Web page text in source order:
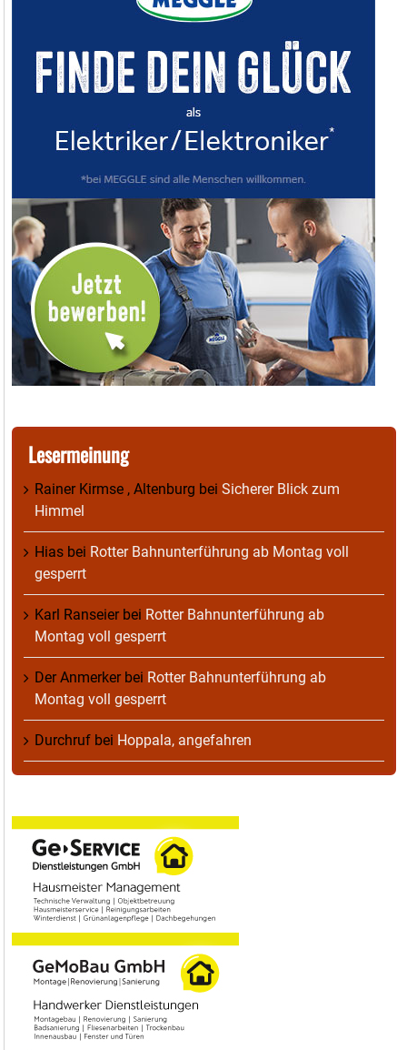
Lesermeinung
Rainer Kirmse , Altenburg bei Sicherer Blick zum
Himmel
Hias bei Rotter Bahnunterführung ab Montag voll
gesperrt
Karl Ranseierbei Rotter Bahnunterführung ab
Montag voll gesperrt
Der Anmerkerbei Rotter Bahnunterführung ab
Montag voll gesperrt
Durchruf bei Hoppala, angefahren